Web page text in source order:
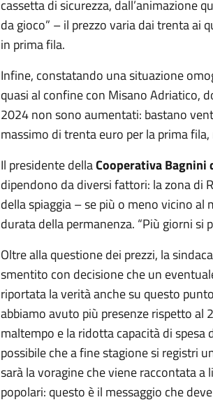
cassetta di sicurezza, dall’animazione
da gioco” – il prezzo varia dai trenta ai
in prima fila.
Infine, constatando una situazione
quasi al confine con Misano Adriatico,
2024 non sono aumentati: bastano
massimo di trenta euro per la prima
Il presidente dellaCooperativa Bagnini
dipendono da diversi fattori: la zona di
della spiaggia – se più o meno vicino al
durata della permanenza. “Più giorni si
Oltre alla questione dei prezzi, la
smentito con decisione che un
riportata la verità anche su questo
abbiamo avuto più presenze rispetto
maltempo e la ridotta capacità di
possibile che a fine stagione si registri
sarà la voragine che viene raccontata a
popolari: questo è il messaggio che